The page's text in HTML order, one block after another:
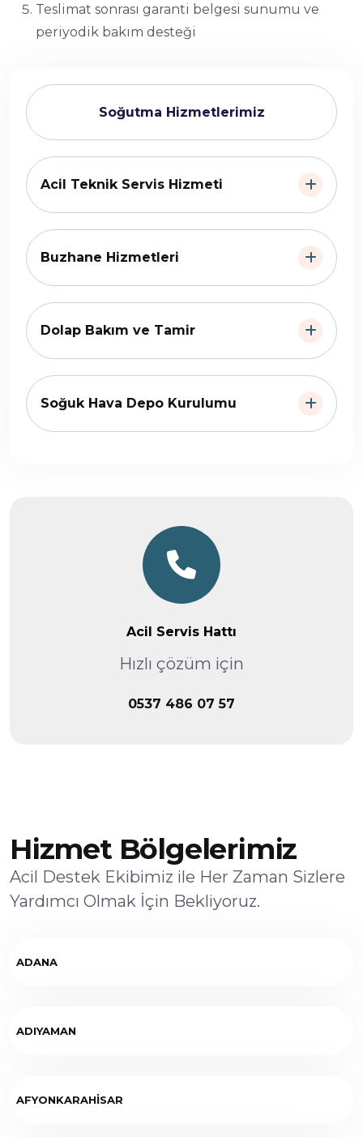
Soğutma Hizmetlerimiz
Acil Teknik Servis Hizmeti
Buzhane Hizmetleri
Dolap Bakım ve Tamir
Soğuk Hava Depo Kurulumu
Acil Servis Hattı
Hızlı çözüm için
0537 486 07 57
Teslimat sonrası garanti belgesi sunumu ve
periyodik bakım desteği
Hizmet Bölgelerimiz
Acil Destek Ekibimiz ile Her Zaman Sizlere
Yardımcı Olmak İçin Bekliyoruz.
ADANA
ADIYAMAN
AFYONKARAHİSAR